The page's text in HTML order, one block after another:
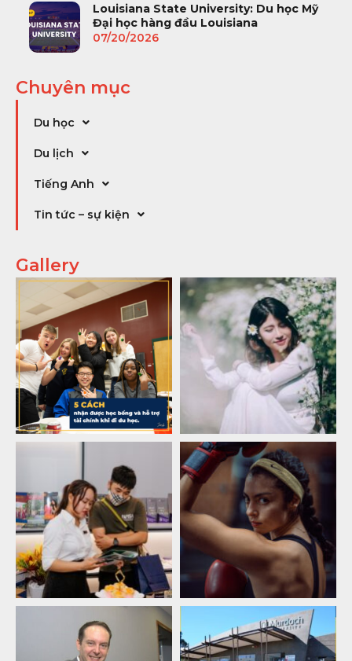
Louisiana State University: Du học Mỹ
Đại học hàng đầu Louisiana
07/20/2026
Chuyên mục
Du học
Du lịch
Tiếng Anh
Tin tức – sự kiện
Gallery